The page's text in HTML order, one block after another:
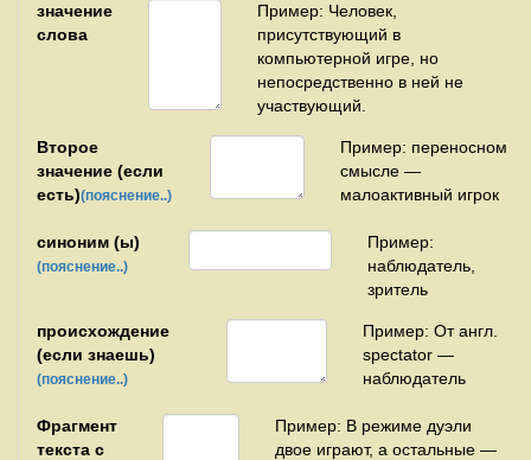
значение
слова
Пример: Человек,
присутствующий в
компьютерной игре, но
непосредственно в ней не
участвующий.
Второе
значение (если
есть)(пояснение..)
Пример: переносном
смысле —
малоактивный игрок
синоним (ы)
(пояснение..)
Пример:
наблюдатель,
зритель
происхождение
(если знаешь)
(пояснение..)
Пример: От англ.
spectator —
наблюдатель
Фрагмент
текста с
Пример: В режиме дуэли
двое играют, а остальные —